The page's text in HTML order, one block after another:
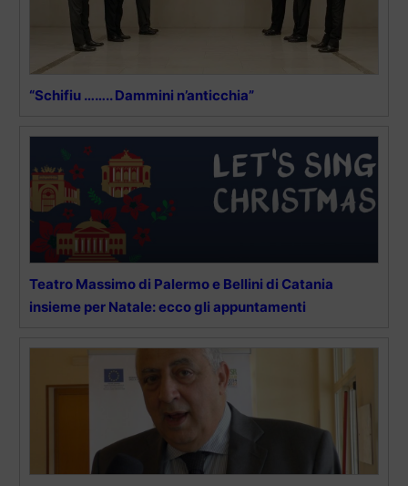
“Schifiu …….. Dammini n’anticchia”
Teatro Massimo di Palermo e Bellini di Catania
insieme per Natale: ecco gli appuntamenti